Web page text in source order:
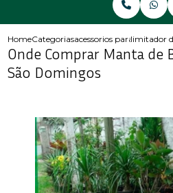
HomeCategoriasacessorios para jardins
limitador
Onde Comprar Manta de
São Domingos